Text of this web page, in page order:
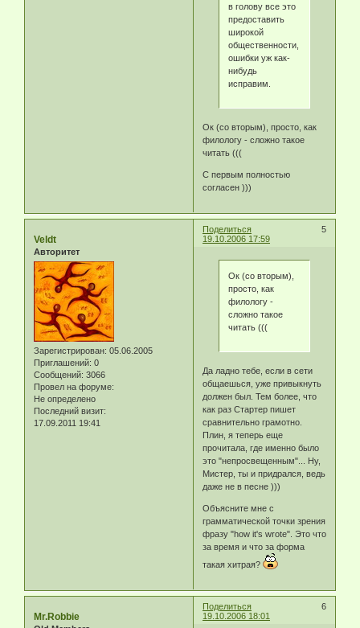
в голову все это
предоставить
широкой
общественности,
ошибки уж как-
нибудь
исправим.
Ок (со вторым), просто, как
филологу - сложно такое
читать (((
С первым полностью
согласен )))
Поделиться
5
19.10.2006 17:59
Veldt
Авторитет
Зарегистрирован: 05.06.2005
Приглашений: 0
Сообщений: 3066
Провел на форуме:
Не определено
Последний визит:
17.09.2011 19:41
Ок (со вторым),
просто, как
филологу -
сложно такое
читать (((
Да ладно тебе, если в сети
общаешься, уже привыкнуть
должен был. Тем более, что
как раз Стартер пишет
сравнительно грамотно.
Плин, я теперь еще
прочитала, где именно было
это "непросвещенным"... Ну,
Мистер, ты и придрался, ведь
даже не в песне )))
Объясните мне с
грамматической точки зрения
фразу "how it's wrote". Это что
за время и что за форма
такая хитрая?
Поделиться
6
19.10.2006 18:01
Mr.Robbie